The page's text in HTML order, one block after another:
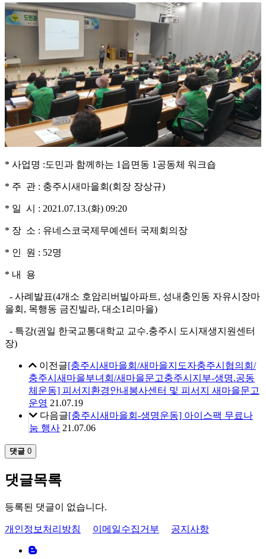
* 사업명 :도민과 함께하는 1읍면동 1공동체 워크숍
* 주 관 : 충주시새마을회(회장 장상규)
* 일 시 : 2021.07.13.(화) 09:20
* 장 소 : 유네스코국제무예센터 국제회의장
* 인 원 : 52명
* 내 용
- 사례발표(4개소 호암리버빌아파트, 성내충인동 자유시장마
을회, 목행동 금진빌라, 대소1리마을)
- 특강(권일 한국교통대학교 교수.충주시 도시재생지원센터
장)
이전글[충주시새마을회/새마을지도자충주시협의회/
충주시새마을부녀회/새마을문고충주시지부-생명.공동
체운동] 피서지환경안내봉사센터 및 피서지 새마을문고
운영 21.07.19
다음글[충주시새마을회-생명운동] 아이스팩 무료나
눔 행사 21.07.06
댓글 0
댓글목록
등록된 댓글이 없습니다.
개인정보처리방침 이메일수집거부 공지사항